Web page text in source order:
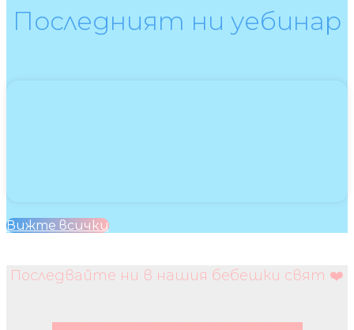
Последният ни уебинар
Вижте всички
Последвайте ни в нашия бебешки свят ❤️